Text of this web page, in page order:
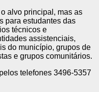
alvo principal, mas as
para estudantes das
técnicos e
assistenciais,
do município, grupos de
e grupos comunitários.
telefones 3496-5357